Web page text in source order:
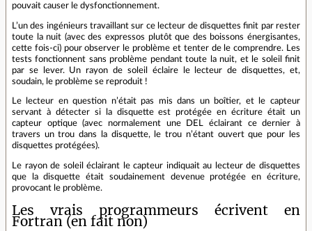
pouvait causer le dysfonctionnement.
L’un des ingénieurs travaillant sur ce lecteur de disquettes finit par rester
toute la nuit (avec des expressos plutôt que des boissons énergisantes,
cette fois-ci) pour observer le problème et tenter de le comprendre. Les
tests fonctionnent sans problème pendant toute la nuit, et le soleil finit
par se lever. Un rayon de soleil éclaire le lecteur de disquettes, et,
soudain, le problème se reproduit !
Le lecteur en question n’était pas mis dans un boîtier, et le capteur
servant à détecter si la disquette est protégée en écriture était un
capteur optique (avec normalement une DEL éclairant ce dernier à
travers un trou dans la disquette, le trou n’étant ouvert que pour les
disquettes protégées).
Le rayon de soleil éclairant le capteur indiquait au lecteur de disquettes
que la disquette était soudainement devenue protégée en écriture,
provocant le problème.
Les vrais programmeurs écrivent en
Fortran (en fait non)